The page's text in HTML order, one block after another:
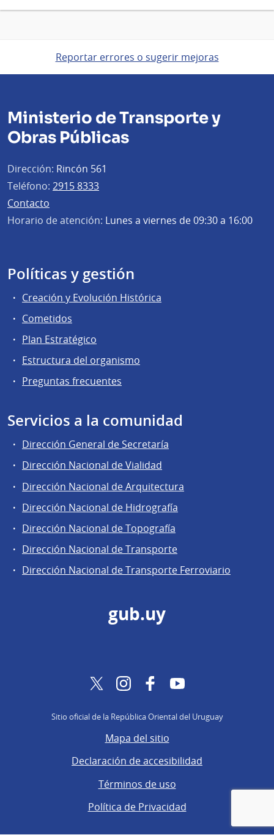
Reportar errores o sugerir mejoras
Ministerio de Transporte y
Obras Públicas
Dirección: Rincón 561
Teléfono: 2915 8333
Contacto
Horario de atención: Lunes a viernes de 09:30 a 16:00
Políticas y gestión
Creación y Evolución Histórica
Cometidos
Plan Estratégico
Estructura del organismo
Preguntas frecuentes
Servicios a la comunidad
Dirección General de Secretaría
Dirección Nacional de Vialidad
Dirección Nacional de Arquitectura
Dirección Nacional de Hidrografía
Dirección Nacional de Topografía
Dirección Nacional de Transporte
Dirección Nacional de Transporte Ferroviario
gub.uy
TwitterInstagramFacebookYouTube
Sitio oficial de la República Oriental del Uruguay
Mapa del sitio
Declaración de accesibilidad
Términos de uso
Política de Privacidad